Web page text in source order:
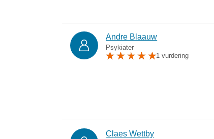
Andre Blaauw
Psykiater
1 vurdering
Claes Wettby